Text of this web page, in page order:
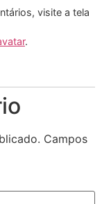
visite a tela
.
Campos